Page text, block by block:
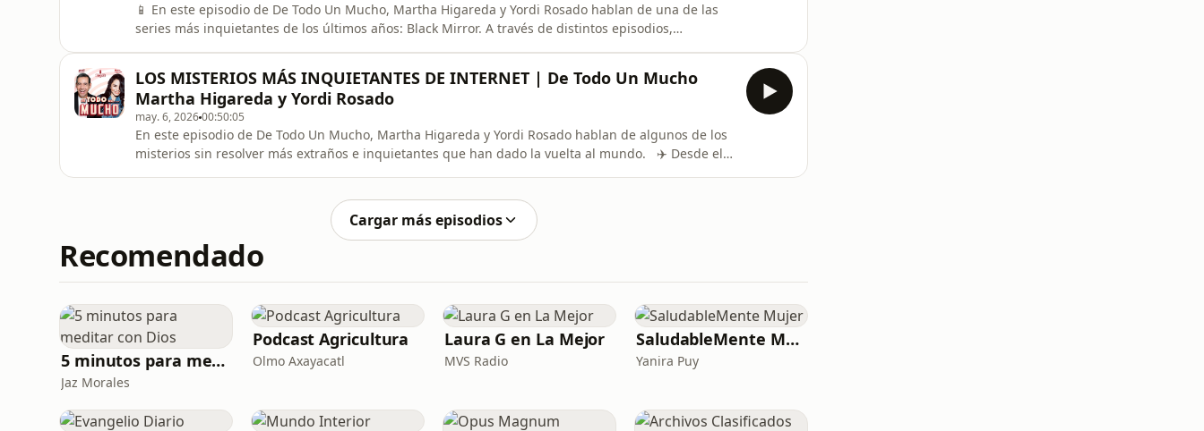
📱 En este episodio de De Todo Un Mucho, Martha Higareda y Yordi Rosado hablan de una de las
series más inquietantes de los últimos años: Black Mirror. A través de distintos episodios,
serie… hoy empiezan a sentirse demasiado reales. Inteligencia artificial, redes sociales, tecnología
que afecta nuestr
LOS MISTERIOS MÁS INQUIETANTES DE INTERNET | De Todo Un Mucho
Martha Higareda y Yordi Rosado
may. 6, 202600:50:05
En este episodio de De Todo Un Mucho, Martha Higareda y Yordi Rosado hablan de algunos de los
misterios sin resolver más extraños e inquietantes que han dado la vuelta al mundo. ✈️ Desde el
Cargar más episodios
Recomendado
5 minutos para meditar con Dios
Jaz Morales
Podcast Agricultura
Olmo Axayacatl
Laura G en La Mejor
MVS Radio
SaludableMente Mujer
Yanira Puy